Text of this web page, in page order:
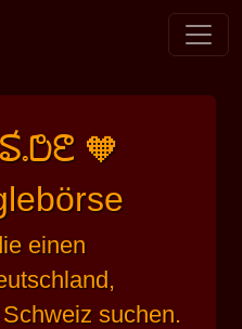
🧡
einen
suchen.